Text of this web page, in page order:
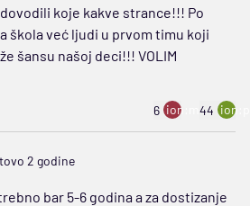
koje kakve strance!!! Po
škola već ljudi u prvom timu koji
šansu našoj deci!!! VOLIM
6 ion:minus
44
2 godine
bar 5-6 godina a za dostizanje